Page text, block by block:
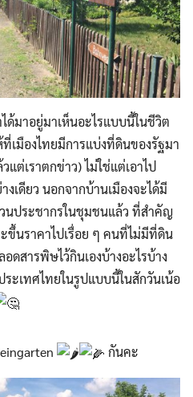
ด้มาอยู่มาเห็นอะไรแบบนี้ในชีวิต
เมืองไทยมีการแบ่งที่ดินของรัฐมา
ต่เราตกข่าว) ไม่ใช่แต่เอาไป
งเดียว นอกจากบ้านเมืองจะได้มี
นประชากรในชุมชนแล้ว ที่สำคัญ
ขึ้นราคาไปเรื่อย ๆ คนที่ไม่มีที่ดิน
ดสารพิษไว้กินเองบ้างอะไรบ้าง
ะเทศไทยในรูปแบบนี้ในสักวันเน้อ
กันคะ